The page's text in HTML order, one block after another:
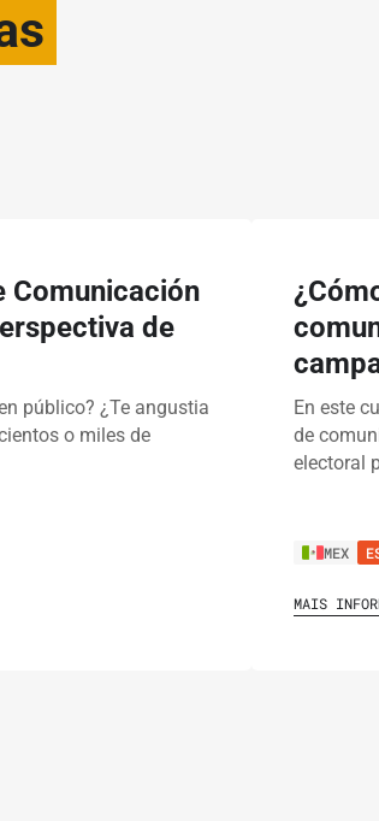
Comunicación
de
público? ¿Te angustia
o miles de
En este
de
electoral
MEX
MAIS